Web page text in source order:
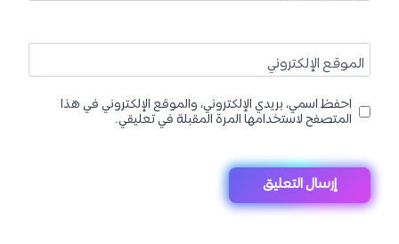
الموقع الإلكتروني
احفظ اسمي، بريدي الإلكتروني، والموقع الإلكتروني في هذا
المتصفح لاستخدامها المرة المقبلة في تعليقي.